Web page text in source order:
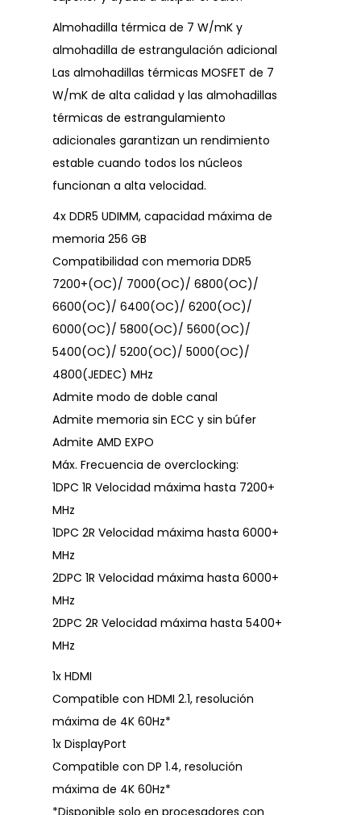
Almohadilla térmica de 7 W/mK y
almohadilla de estrangulación adicional
Las almohadillas térmicas MOSFET de 7
W/mK de alta calidad y las almohadillas
térmicas de estrangulamiento
adicionales garantizan un rendimiento
estable cuando todos los núcleos
funcionan a alta velocidad.
4x DDR5 UDIMM, capacidad máxima de
memoria 256 GB
Compatibilidad con memoria DDR5
7200+(OC)/ 7000(OC)/ 6800(OC)/
6600(OC)/ 6400(OC)/ 6200(OC)/
6000(OC)/ 5800(OC)/ 5600(OC)/
5400(OC)/ 5200(OC)/ 5000(OC)/
4800(JEDEC) MHz
Admite modo de doble canal
Admite memoria sin ECC y sin búfer
Admite AMD EXPO
Máx. Frecuencia de overclocking:
1DPC 1R Velocidad máxima hasta 7200+
MHz
1DPC 2R Velocidad máxima hasta 6000+
MHz
2DPC 1R Velocidad máxima hasta 6000+
MHz
2DPC 2R Velocidad máxima hasta 5400+
MHz
1x HDMI
Compatible con HDMI 2.1, resolución
máxima de 4K 60Hz*
1x DisplayPort
Compatible con DP 1.4, resolución
máxima de 4K 60Hz*